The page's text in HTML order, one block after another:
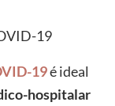
R$57,86
19
19é ideal
hospitalar